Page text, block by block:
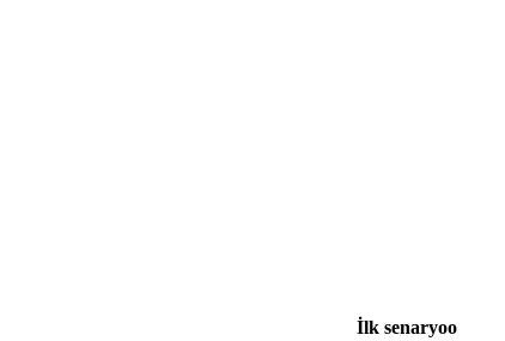
İlk senaryoo